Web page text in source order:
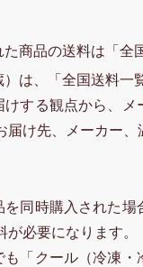
商品の送料は「全
は、「全国送料一
する観点から、メ
届け先、メーカー、
同時購入された
必要になります。
も「クール（冷凍